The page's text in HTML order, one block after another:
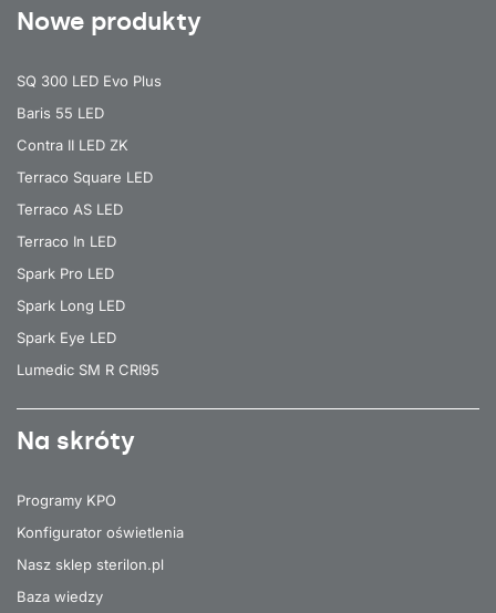
Nowe produkty
SQ 300 LED Evo Plus
Baris 55 LED
Contra II LED ZK
Terraco Square LED
Terraco AS LED
Terraco In LED
Spark Pro LED
Spark Long LED
Spark Eye LED
Lumedic SM R CRI95
Na skróty
Programy KPO
Konfigurator oświetlenia
Nasz sklep sterilon.pl
Baza wiedzy